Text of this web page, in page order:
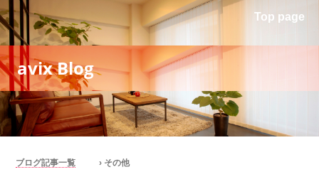
Top page
avix Blog
ブログ記事一覧 › その他